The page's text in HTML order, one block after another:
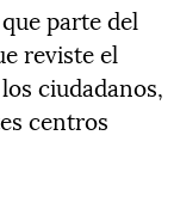
parte del
reviste el
ciudadanos,
centros